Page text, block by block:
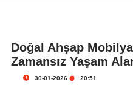
Doğal Ahşap
Zamansız Yaşam
30-01-2026 20:51